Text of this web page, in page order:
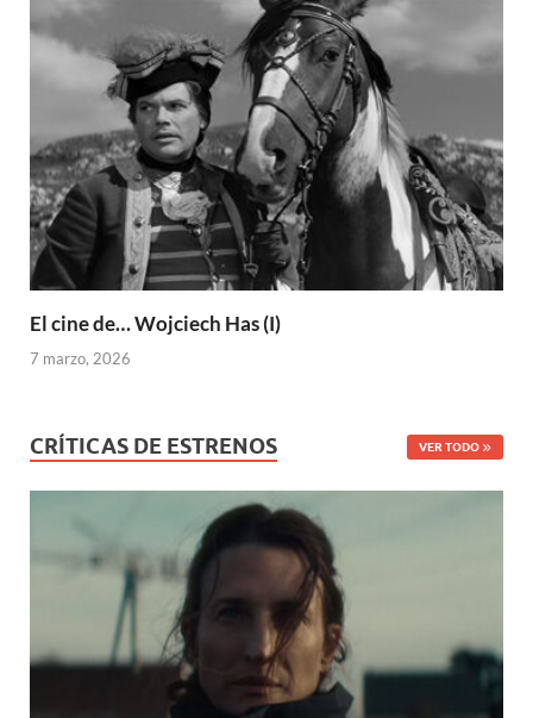
El cine de… Wojciech Has (I)
7 marzo, 2026
CRÍTICAS DE ESTRENOS VER TODO